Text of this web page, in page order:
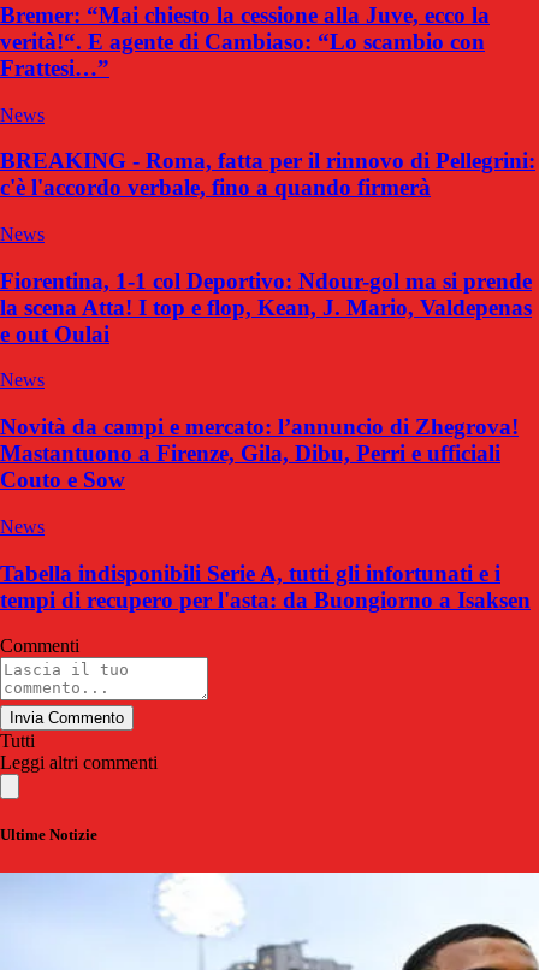
Bremer: “Mai chiesto la cessione alla Juve, ecco la
verità!“. E agente di Cambiaso: “Lo scambio con
Frattesi…”
News
BREAKING - Roma, fatta per il rinnovo di Pellegrini:
c'è l'accordo verbale, fino a quando firmerà
News
Fiorentina, 1-1 col Deportivo: Ndour-gol ma si prende
la scena Atta! I top e flop, Kean, J. Mario, Valdepenas
e out Oulai
News
Novità da campi e mercato: l’annuncio di Zhegrova!
Mastantuono a Firenze, Gila, Dibu, Perri e ufficiali
Couto e Sow
News
Tabella indisponibili Serie A, tutti gli infortunati e i
tempi di recupero per l'asta: da Buongiorno a Isaksen
Commenti
Invia Commento
Tutti
Leggi altri commenti
Ultime Notizie